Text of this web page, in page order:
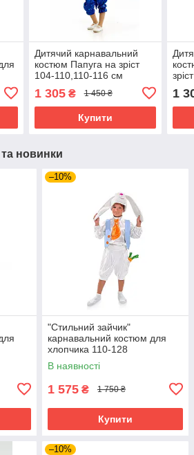
Дитячий карнавальний
костюм Папуга на зріст
104-110,110-116 см
1 305₴ 1 450 ₴
Купити
1
та новинки
–10%
"Стильний зайчик"
карнавальний костюм для
хлопчика 110-128
В наявності
1 575 ₴ 1 750 ₴
Купити
–10%